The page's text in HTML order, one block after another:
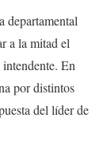
departamental
a la mitad el
En
por distintos
del líder de